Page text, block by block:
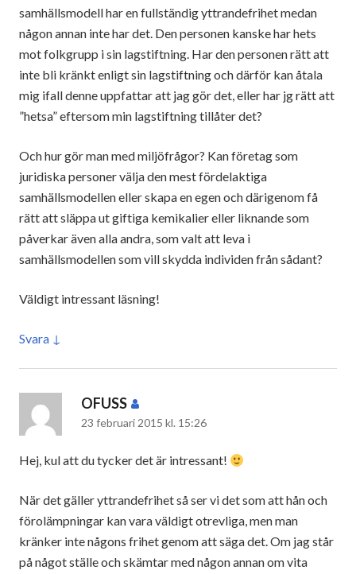
samhällsmodell har en fullständig yttrandefrihet medan
någon annan inte har det. Den personen kanske har hets
mot folkgrupp i sin lagstiftning. Har den personen rätt att
inte bli kränkt enligt sin lagstiftning och därför kan åtala
mig ifall denne uppfattar att jag gör det, eller har jg rätt att
”hetsa” eftersom min lagstiftning tillåter det?
Och hur gör man med miljöfrågor? Kan företag som
juridiska personer välja den mest fördelaktiga
samhällsmodellen eller skapa en egen och därigenom få
rätt att släppa ut giftiga kemikalier eller liknande som
påverkar även alla andra, som valt att leva i
samhällsmodellen som vill skydda individen från sådant?
Väldigt intressant läsning!
Svara
OFUSS
23 februari 2015 kl. 15:26
Hej, kul att du tycker det är intressant!
När det gäller yttrandefrihet så ser vi det som att hån och
förolämpningar kan vara väldigt otrevliga, men man
kränker inte någons frihet genom att säga det. Om jag står
på något ställe och skämtar med någon annan om vita